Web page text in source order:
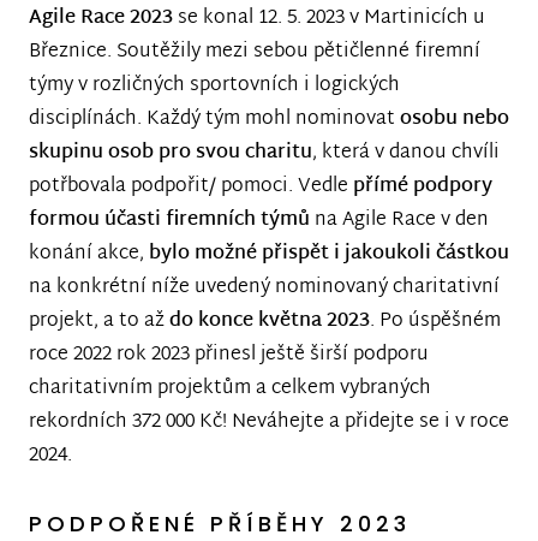
Agile Race 2023se konal 12. 5. 2023 v Martinicích u
Březnice. Soutěžily mezi sebou pětičlenné firemní
týmy v rozličných sportovních i logických
disciplínách. Každý tým mohl nominovatosobu nebo
skupinu osob pro svou charitu, která v danou chvíli
potřbovala podpořit/ pomoci. Vedle přímé podpory
formou účasti firemních týmů na Agile Race v den
konání akce, bylo možné přispět i jakoukoli částkou
na konkrétní níže uvedený nominovaný charitativní
projekt, a to aždo konce května 2023. Po úspěšném
roce 2022 rok 2023 přinesl ještě širší podporu
charitativním projektům a celkem vybraných
rekordních 372 000 Kč! Neváhejte a přidejte se i v roce
2024.
PODPOŘENÉ PŘÍBĚHY 2023